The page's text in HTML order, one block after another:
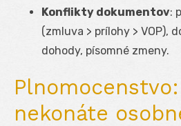
Konflikty dokumentov:
(zmluva > prílohy > VOP),
dohody, písomné zmeny.
nekonáte